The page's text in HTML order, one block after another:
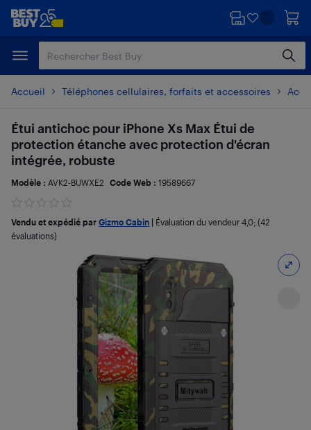
Passer
principal
Passer
Accueil Téléphones cellulaires, forfaits et accessoires
Étui antichoc pour iPhone Xs Max Étui de
protection étanche avec protection d'écran
intégrée, robuste
Modèle : AVK2-BUWXE2 Code Web : 19589667
Vendu et expédié par Gizmo Cabin Évaluation du vendeur 4,0; (42
évaluations)